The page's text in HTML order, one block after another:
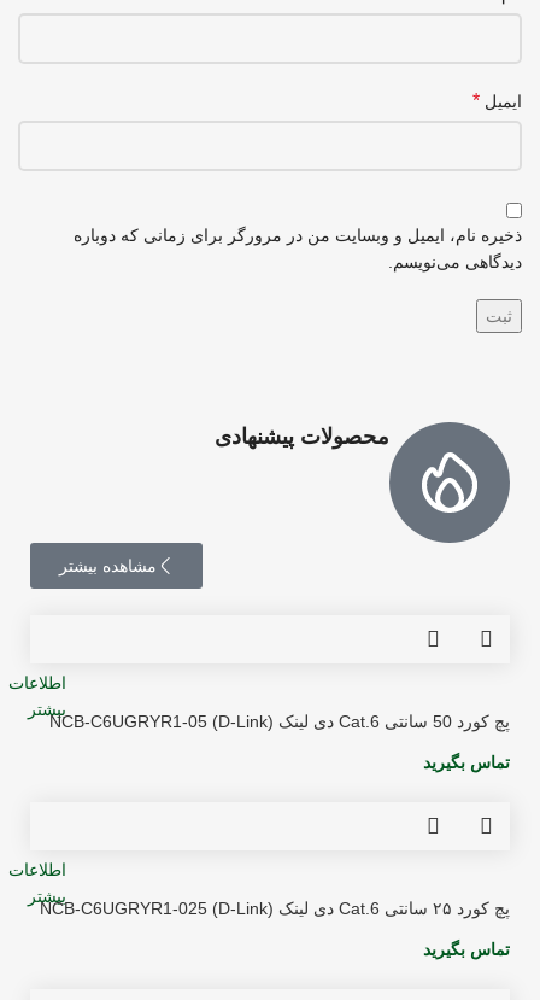
ایمیل *
ذخیره نام، ایمیل و وبسایت من در مرورگر برای زمانی که دوباره
دیدگاهی می‌نویسم.
محصولات پیشنهادی
مشاهده بیشتر
اطلاعات
بیشتر
پچ کورد 50 سانتی Cat.6 دی لینک (D-Link) NCB-C6UGRYR1-05
تماس بگیرید
اطلاعات
بیشتر
پچ کورد ۲۵ سانتی Cat.6 دی لینک (D-Link) NCB-C6UGRYR1-025
تماس بگیرید